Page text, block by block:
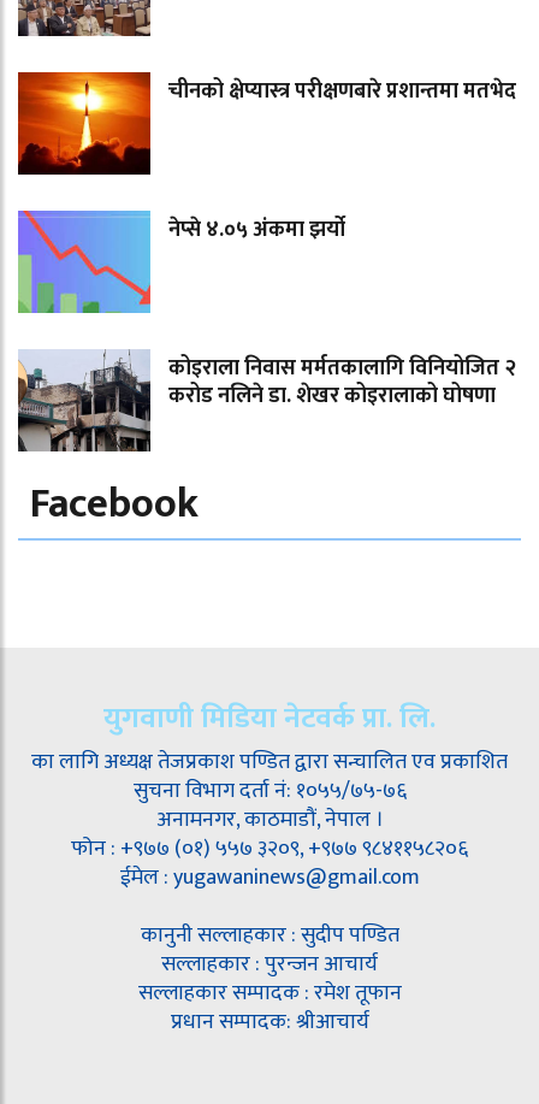
चीनको क्षेप्यास्त्र परीक्षणबारे प्रशान्तमा मतभेद
नेप्से ४.०५ अंकमा झर्यो
कोइराला निवास मर्मतकालागि विनियोजित २
करोड नलिने डा. शेखर कोइरालाको घोषणा
Facebook
युगवाणी मिडिया नेटवर्क प्रा. लि.
का लागि अध्यक्ष तेजप्रकाश पण्डित द्वारा सन्चालित एव प्रकाशित
सुचना विभाग दर्ता नं: १०५५/७५-७६
अनामनगर, काठमाडौं, नेपाल ।
फोन : +९७७ (०१) ५५७ ३२०९, +९७७ ९८४११५८२०६
ईमेल : yugawaninews@gmail.com
कानुनी सल्लाहकार : सुदीप पण्डित
सल्लाहकार : पुरन्जन आचार्य
सल्लाहकार सम्पादक : रमेश तूफान
प्रधान सम्पादक: श्रीआचार्य